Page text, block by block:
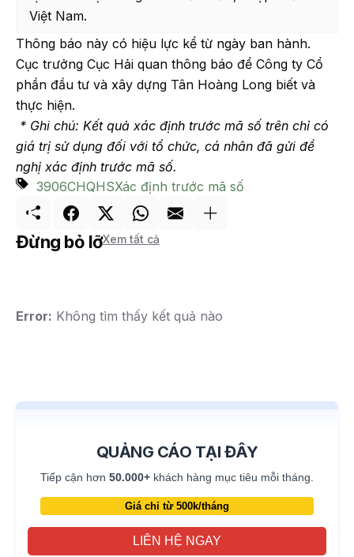
Việt Nam.
Thông báo này có hiệu lực kể từ ngày ban hành.
Cục trưởng Cục Hải quan thông báo để Công ty Cổ
phần đầu tư và xây dựng Tân Hoàng Long biết và
thực hiện.
* Ghi chú: Kết quả xác định trước mã số trên chỉ có
giá trị sử dụng đối với tổ chức, cá nhân đã gửi đề
nghị xác định trước mã số.
3906CHQHSXác định trước mã số
Đừng bỏ lỡXem tất cả
Error: Không tìm thấy kết quả nào
QUẢNG CÁO TẠI ĐÂY
Tiếp cận hơn 50.000+ khách hàng mục tiêu mỗi tháng.
Giá chỉ từ 500k/tháng
LIÊN HỆ NGAY